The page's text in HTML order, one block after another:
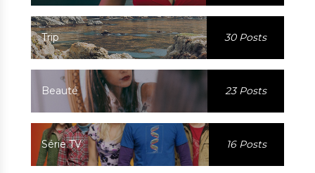
Trip 30 Posts
Beauté 23 Posts
Série TV 16 Posts